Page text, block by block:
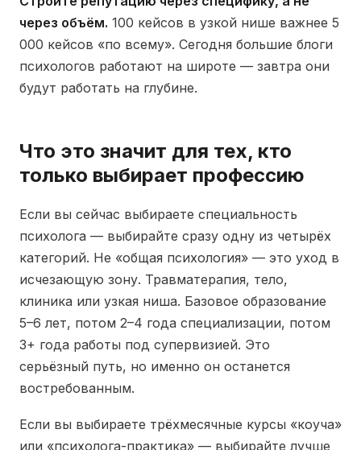
через объём. 100 кейсов в узкой нише важнее 5
000 кейсов «по всему». Сегодня большие блоги
психологов работают на широте — завтра они
будут работать на глубине.
Что это значит для тех, кто
только выбирает профессию
Если вы сейчас выбираете специальность
психолога — выбирайте сразу одну из четырёх
категорий. Не «общая психология» — это уход в
исчезающую зону. Травматерапия, тело,
клиника или узкая ниша. Базовое образование
5–6 лет, потом 2–4 года специализации, потом
3+ года работы под супервизией. Это
серьёзный путь, но именно он останется
востребованным.
Если вы выбираете трёхмесячные курсы «коуча»
или «психолога-практика» — выбирайте лучше